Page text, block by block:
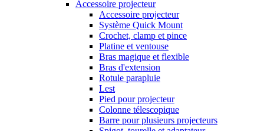
Accessoire projecteur
Accessoire projecteur
Système Quick Mount
Crochet, clamp et pince
Platine et ventouse
Bras magique et flexible
Bras d'extension
Rotule parapluie
Lest
Pied pour projecteur
Colonne télescopique
Barre pour plusieurs projecteurs